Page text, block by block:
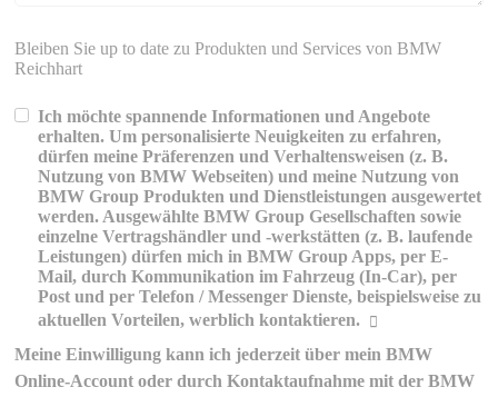
Bleiben Sie up to date zu Produkten und Services von BMW
Reichhart
Ich möchte spannende Informationen und Angebote
erhalten. Um personalisierte Neuigkeiten zu erfahren,
dürfen meine Präferenzen und Verhaltensweisen (z. B.
Nutzung von BMW Webseiten) und meine Nutzung von
BMW Group Produkten und Dienstleistungen ausgewertet
werden. Ausgewählte BMW Group Gesellschaften sowie
einzelne Vertragshändler und -werkstätten (z. B. laufende
Leistungen) dürfen mich in BMW Group Apps, per E-
Mail, durch Kommunikation im Fahrzeug (In-Car), per
Post und per Telefon / Messenger Dienste, beispielsweise zu
aktuellen Vorteilen, werblich kontaktieren.
Erklärungen zur werblichen
Meine Einwilligung kann ich jederzeit über mein BMW
Online-Account oder durch Kontaktaufnahme mit der BMW